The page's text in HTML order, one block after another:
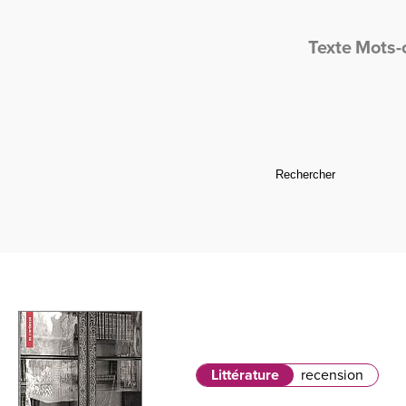
Texte Mots-
Littérature recension